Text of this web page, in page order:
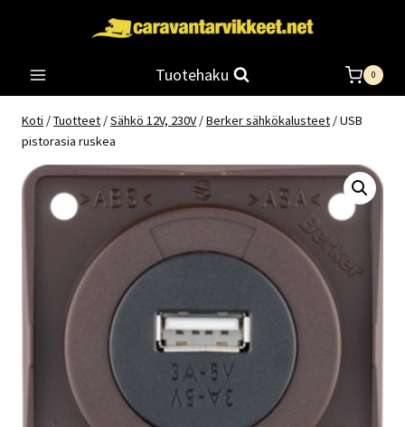
Tuotehaku 0
Koti /Tuotteet /Sähkö 12V, 230V /Berker sähkökalusteet /USB
pistorasia ruskea